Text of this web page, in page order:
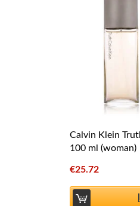
Calvin Klein
100 ml (woman)
€25.72